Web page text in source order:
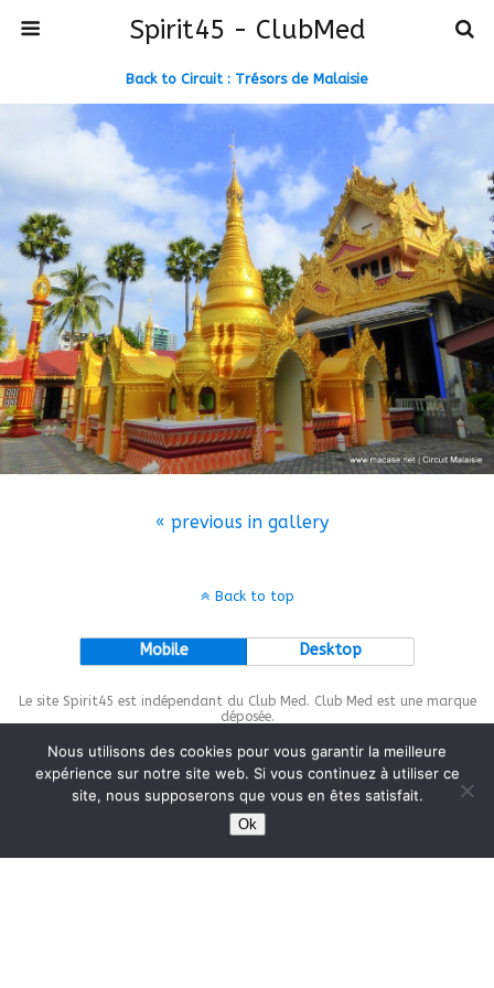
Spirit45 - ClubMed
Back to Circuit : Trésors de Malaisie
« previous in gallery
Back to top
Mobile Desktop
Le site Spirit45 est indépendant du Club Med. Club Med est une marque
déposée.
This site is protected bywp-copyrightpro.com
Nous utilisons des cookies pour vous garantir la meilleure
expérience sur notre site web. Si vous continuez à utiliser ce
site, nous supposerons que vous en êtes satisfait.
Ok